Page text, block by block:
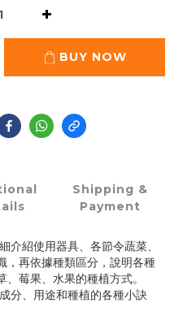
BUY NOW
Shipping &
Payment
介紹使用器具、各節令蔬菜、
，再依據種類區分，說明各種
莓果、水果的種植方式。
分、用途和種植的各種小訣